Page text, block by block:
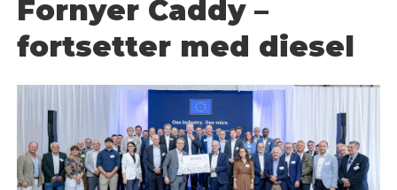
Fornyer Caddy –
fortsetter med diesel